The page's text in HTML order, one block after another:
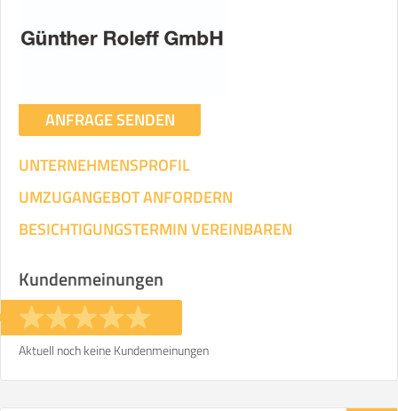
ANFRAGE SENDEN
UNTERNEHMENSPROFIL
UMZUGANGEBOT ANFORDERN
BESICHTIGUNGSTERMIN VEREINBAREN
Kundenmeinungen
Aktuell noch keine Kundenmeinungen